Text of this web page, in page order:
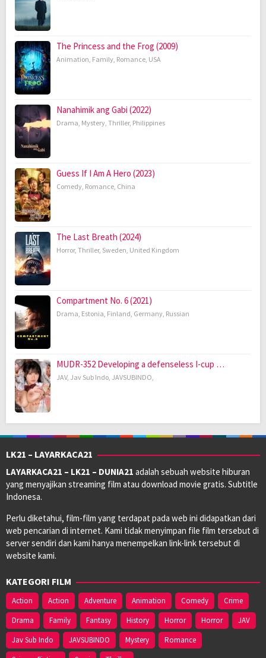
The Princess and the Frog (2009)
Animation, Family, Romance, USA
Nanahimik ang Gabi (2022)
Drama, Mystery, Thriller, Philippines
Guess If I Am A Hero (2023)
Comedy, Romance, China
The Last Breath (2024)
Horror, Thriller, Sweden, United Kingdom
Compartment No. 6 (2021)
Drama, Estonia, Finland, Germany, Russian
MUDR-352 Developing a defenseless I-cup …
JAV, Jav Sub Indo, JAVSUBINDO,
LK21 – LAYARKACA21
LAYARKACA21 – LK21 – DUNIA21 adalah sebuah website hiburan
yang menyajikan streaming film atau download movie gratis. Subtitle
Indonesa.
Perlu diketahui, film-film yang terdapat pada web ini didapatkan dari
web pencarian di internet. Kami tidak menyimpan file film tersebut di
server sendiri dan kami hanya menempelkan link-link tersebut di
website kami.
KATEGORI FILM
Action Action Adventure Animation Comedy
Crime
Drama
Family Fantasy History Horror Horror
JAV
Jav Sub Indo
JAVSUBINDO Mystery
Romance